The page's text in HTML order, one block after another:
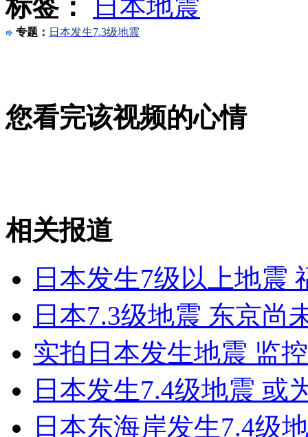
央视连线称日播音员向民众高呼逃命
农民工桥下死亡续：少林方丈欲相助
山西运城恶犬咬伤多人 警民合力深夜将其击毙
女孩北京地铁殴打老人 痛下狠手拳打脚踢
无痛分娩是否安全 医生回应
外交部：反对强权政治霸凌主义
标签：
日本地震
专题： 日本发生7.3级地震
您看完该视频的心情
相关报道
日本发生7级以上地震
日本7.3级地震 东京尚
实拍日本发生地震 监
日本发生7.4级地震 或
日本东海岸发生7.4级